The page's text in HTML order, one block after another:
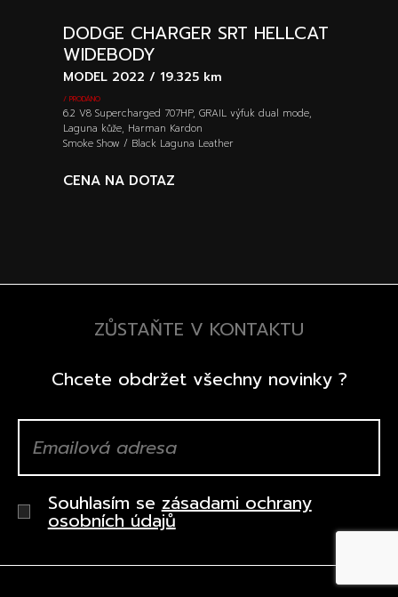
DODGE CHARGER SRT HELLCAT
WIDEBODY
MODEL 2022 / 19.325 km
/ PRODÁNO
6.2 V8 Supercharged 707HP, GRAIL výfuk dual mode,
Laguna kůže, Harman Kardon
Smoke Show / Black Laguna Leather
CENA NA DOTAZ
ZŮSTAŇTE V KONTAKTU
Chcete obdržet všechny novinky ?
Souhlasím se zásadami ochrany
osobních údajů